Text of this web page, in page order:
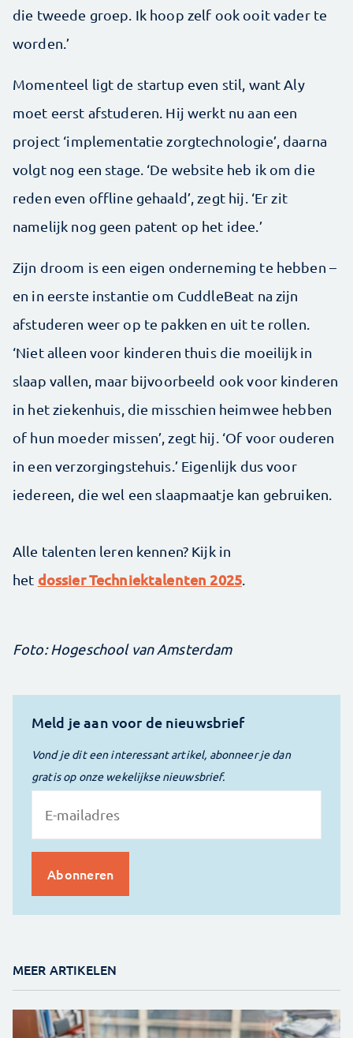
die tweede groep. Ik hoop zelf ook ooit vader te
worden.’
Momenteel ligt de startup even stil, want Aly
moet eerst afstuderen. Hij werkt nu aan een
project ‘implementatie zorgtechnologie’, daarna
volgt nog een stage. ‘De website heb ik om die
reden even offline gehaald’, zegt hij. ‘Er zit
namelijk nog geen patent op het idee.’
Zijn droom is een eigen onderneming te hebben –
en in eerste instantie om CuddleBeat na zijn
afstuderen weer op te pakken en uit te rollen.
‘Niet alleen voor kinderen thuis die moeilijk in
slaap vallen, maar bijvoorbeeld ook voor kinderen
in het ziekenhuis, die misschien heimwee hebben
of hun moeder missen’, zegt hij. ‘Of voor ouderen
in een verzorgingstehuis.’ Eigenlijk dus voor
iedereen, die wel een slaapmaatje kan gebruiken.
Alle talenten leren kennen? Kijk in
het dossier Techniektalenten 2025.
Foto: Hogeschool van Amsterdam
Meld je aan voor de nieuwsbrief
Vond je dit een interessant artikel, abonneer je dan
gratis op onze wekelijkse nieuwsbrief.
MEER ARTIKELEN